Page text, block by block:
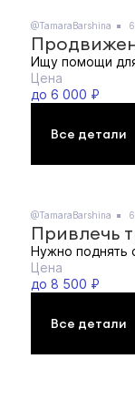
@TamaraBarshina
Ищу помощи
Цена
до 6 000 ₽
Все детали
@TamaraBarshina
Привлечь
Нужно поднять
Цена
до 8 500 ₽
Все детали